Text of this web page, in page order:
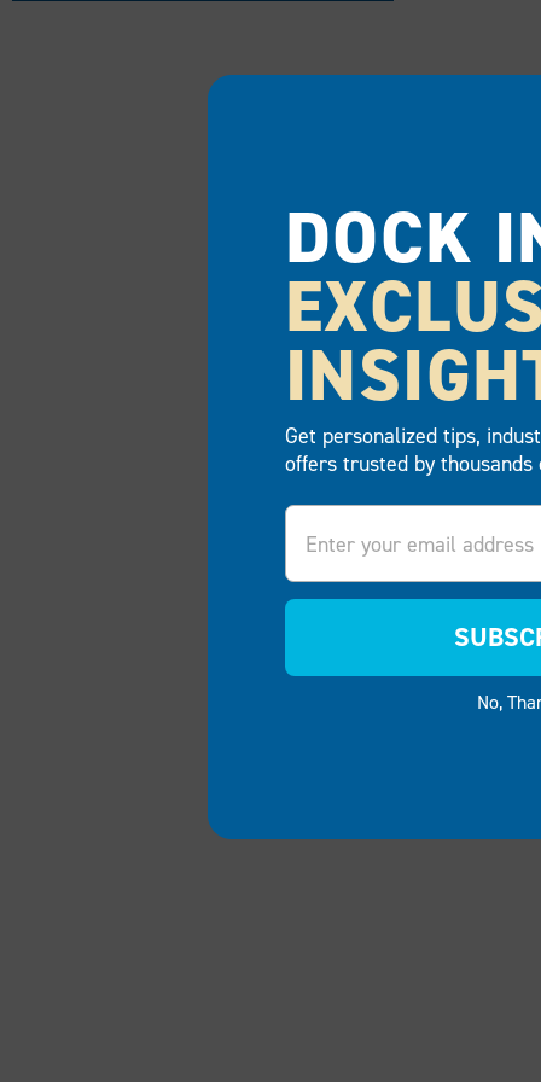
DOCK
Get personalized tips,
offers trusted by
Email
No,